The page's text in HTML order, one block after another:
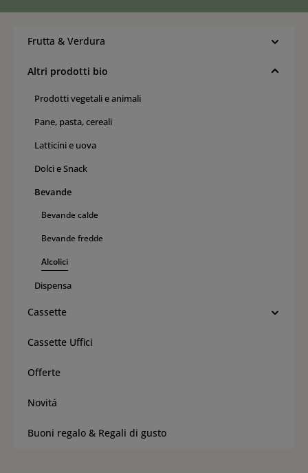
Frutta & Verdura
Altri prodotti bio
Prodotti vegetali e animali
Pane, pasta, cereali
Latticini e uova
Dolci e Snack
Bevande
Bevande calde
Bevande fredde
Alcolici
Dispensa
Cassette
Cassette Uffici
Offerte
Novitá
Buoni regalo & Regali di gusto